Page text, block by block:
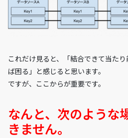
これだけ見ると、「結合できて当た
ば困る」と感じると思います。
ですが、ここからが重要です。
なんと、次のような
きません。